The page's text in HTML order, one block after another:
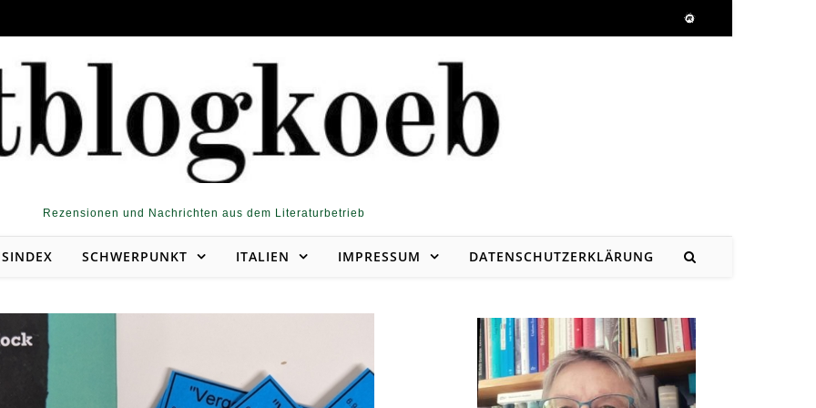
Rezensionen und Nachrichten aus dem Literaturbetrieb
SCHWERPUNKT ITALIEN IMPRESSUM DATENSCHUTZERKLÄRUNG